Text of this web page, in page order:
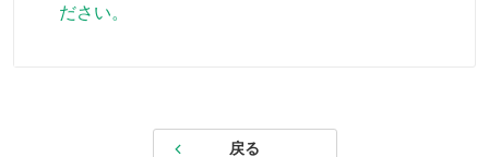
ださい。
戻る